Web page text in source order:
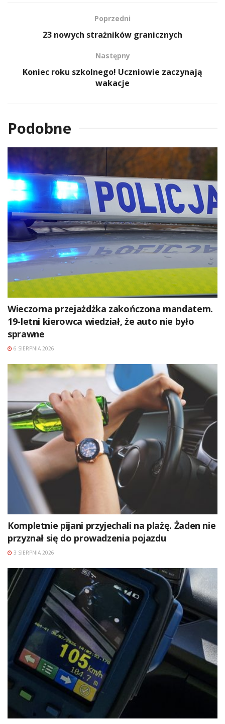
Poprzedni
23 nowych strażników granicznych
Następny
Koniec roku szkolnego! Uczniowie zaczynają
wakacje
Podobne
Wieczorna przejażdżka zakończona mandatem.
19-letni kierowca wiedział, że auto nie było
sprawne
6 SIERPNIA 2026
Kompletnie pijani przyjechali na plażę. Żaden nie
przyznał się do prowadzenia pojazdu
3 SIERPNIA 2026